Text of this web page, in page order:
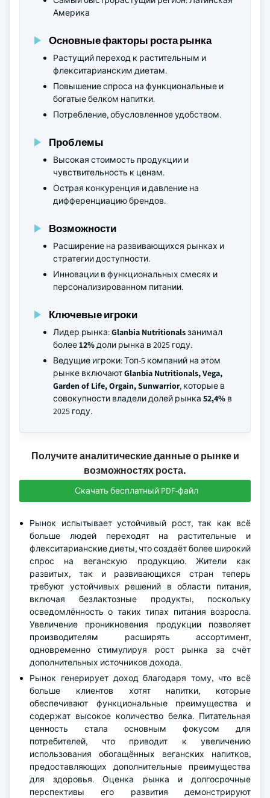
Америка
Основные факторы роста рынка
Растущий переход к растительным и
флекситарианским диетам.
Повышение спроса на функциональные и
богатые белком напитки.
Потребление, обусловленное удобством.
Проблемы
Высокая стоимость продукции и
чувствительность к ценам.
Острая конкуренция и давление на
дифференциацию брендов.
Возможности
Расширение на развивающихся рынках и
стратегии доступности.
Инновации в функциональных смесях и
персонализированном питании.
Ключевые игроки
Лидер рынка:Glanbia Nutritionalsзанимал
более12%доли рынка в 2025 году.
Ведущие игроки: Топ-5 компаний на этом
рынке включаютGlanbia Nutritionals, Vega,
Garden of Life, Orgain, Sunwarrior, которые в
совокупности владели долей рынка 52,4% в
2025 году.
Получите аналитические данные о рынке и
возможностях роста.
Скачать бесплатный PDF-файл
Рынок испытывает устойчивый рост, так как всё
больше людей переходят на растительные и
флекситарианские диеты, что создаёт более широкий
спрос на веганскую продукцию. Жители как
развитых, так и развивающихся стран теперь
требуют устойчивых решений в области питания,
включая безлактозные продукты, поскольку
осведомлённость о таких типах питания возросла.
Увеличение проникновения продукции позволяет
производителям расширять ассортимент,
одновременно стимулируя рост рынка за счёт
дополнительных источников дохода.
Рынок генерирует доход благодаря тому, что всё
больше клиентов хотят напитки, которые
обеспечивают функциональные преимущества и
содержат высокое количество белка. Питательная
ценность стала основным фокусом для
потребителей, что приводит к увеличению
использования обогащённых веганских напитков,
предоставляющих дополнительные преимущества
для здоровья. Оценка рынка и долгосрочные
перспективы его развития демонстрируют